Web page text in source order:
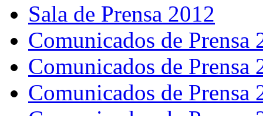
Sala de Prensa 2012
Comunicados de Prensa
Comunicados de Prensa
Comunicados de Prensa